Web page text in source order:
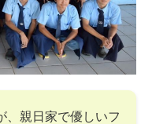
、親日家で優しいフ